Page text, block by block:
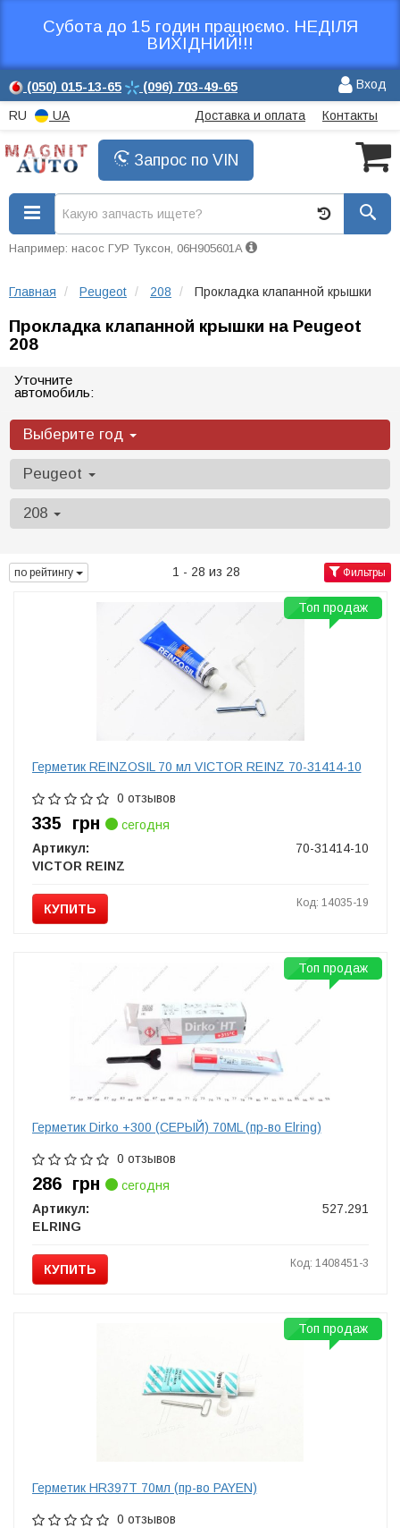
Субота до 15 годин працюємо. НЕДІЛЯ
ВИХІДНИЙ!!!
(050) 015-13-65 (096) 703-49-65 Вход
RU UA Доставка и оплата Контакты
Запрос по VIN
Например: насос ГУР Туксон, 06H905601A
Главная Peugeot 208 Прокладка клапанной крышки
Прокладка клапанной крышки на Peugeot
208
Уточните
автомобиль:
Выберите год
Peugeot
208
по рейтингу 1 - 28 из 28 Фильтры
Герметик REINZOSIL 70 мл VICTOR REINZ 70-31414-10
0 отзывов
335 грн
сегодня
Артикул:
70-31414-10
VICTOR REINZ
КУПИТЬ Код: 14035-19
Топ продаж
Герметик Dirko +300 (СЕРЫЙ) 70ML (пр-во Elring)
0 отзывов
286 грн
сегодня
Артикул:
527.291
ELRING
КУПИТЬ Код: 1408451-3
Топ продаж
Герметик HR397T 70мл (пр-во PAYEN)
0 отзывов
Топ продаж